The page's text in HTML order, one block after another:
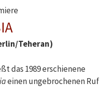
Teheran)
das 1989 erschienene
einen ungebrochenen Ruf